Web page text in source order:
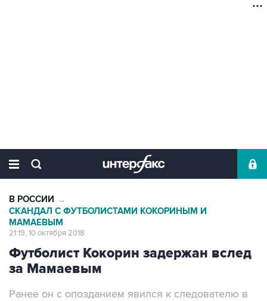
В РОССИИ →
СКАНДАЛ С ФУТБОЛИСТАМИ КОКОРИНЫМ И
МАМАЕВЫМ
21:19, 10 октября 2018
Футболист Кокорин задержан вслед
за Мамаевым
Ранее он с опозданием явился к следователю в